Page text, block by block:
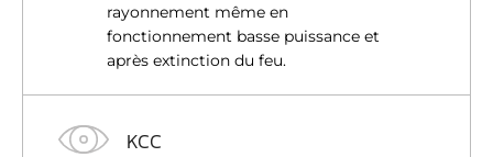
rayonnement même en
fonctionnement basse puissance et
après extinction du feu.
KCC